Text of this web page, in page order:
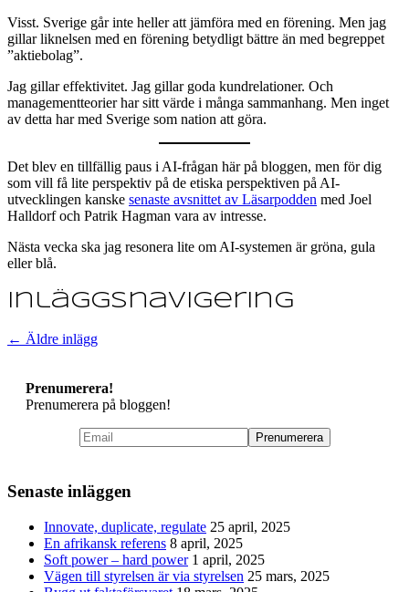
Visst. Sverige går inte heller att jämföra med en förening. Men jag
gillar liknelsen med en förening betydligt bättre än med begreppet
”aktiebolag”.
Jag gillar effektivitet. Jag gillar goda kundrelationer. Och
managementteorier har sitt värde i många sammanhang. Men inget
av detta har med Sverige som nation att göra.
Det blev en tillfällig paus i AI-frågan här på bloggen, men för dig
som vill få lite perspektiv på de etiska perspektiven på AI-
utvecklingen kanske senaste avsnittet av Läsarpodden med Joel
Halldorf och Patrik Hagman vara av intresse.
Nästa vecka ska jag resonera lite om AI-systemen är gröna, gula
eller blå.
Inläggsnavigering
← Äldre inlägg
Prenumerera!
Prenumerera på bloggen!
Senaste inläggen
Innovate, duplicate, regulate 25 april, 2025
En afrikansk referens 8 april, 2025
Soft power – hard power 1 april, 2025
Vägen till styrelsen är via styrelsen 25 mars, 2025